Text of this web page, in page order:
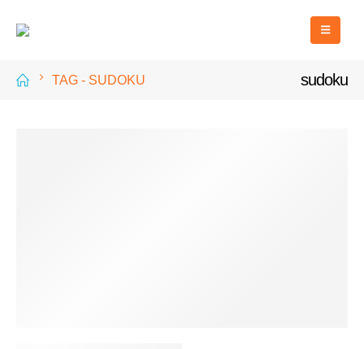
sudoku
TAG - SUDOKU